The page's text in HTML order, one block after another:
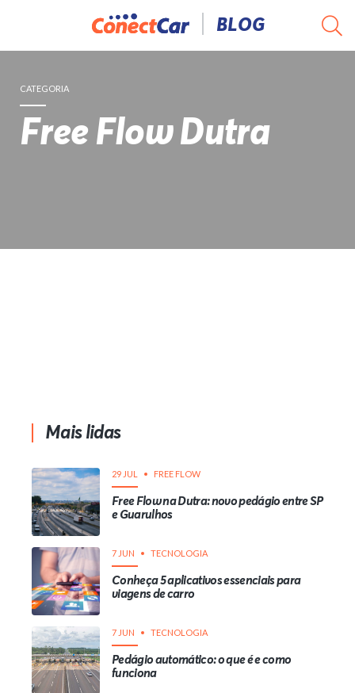
BLOG
CATEGORIA
Free Flow Dutra
Mais lidas
29 JUL FREE FLOW
Free Flow na Dutra: novo pedágio entre SP
e Guarulhos
7 JUN TECNOLOGIA
Conheça 5 aplicativos essenciais para
viagens de carro
7 JUN TECNOLOGIA
Pedágio automático: o que é e como
funciona